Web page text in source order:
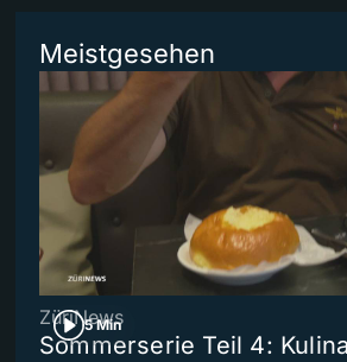
Meistgesehen
5 Min
ZüriNews
Sommerserie Teil 4: